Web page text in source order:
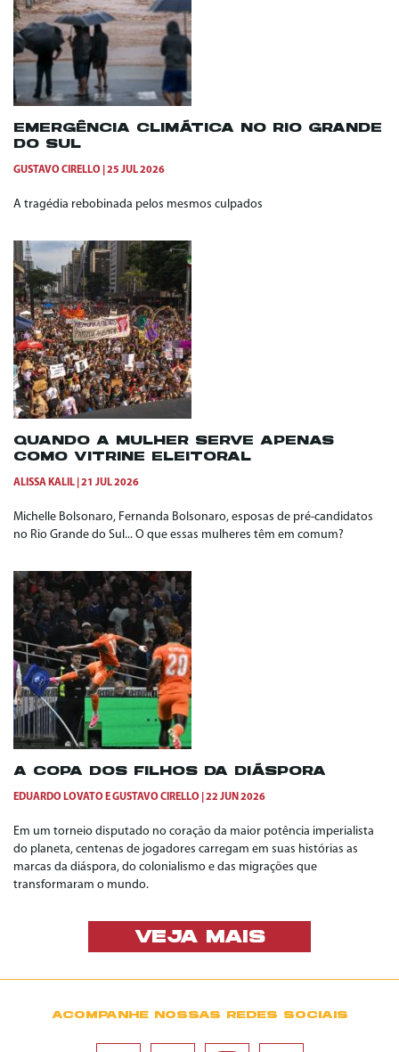
EMERGÊNCIA CLIMÁTICA NO RIO GRANDE
DO SUL
GUSTAVO CIRELLO 25 JUL 2026
A tragédia rebobinada pelos mesmos culpados
QUANDO A MULHER SERVE APENAS
COMO VITRINE ELEITORAL
ALISSA KALIL 21 JUL 2026
Michelle Bolsonaro, Fernanda Bolsonaro, esposas de pré-candidatos
no Rio Grande do Sul... O que essas mulheres têm em comum?
A COPA DOS FILHOS DA DIÁSPORA
EDUARDO LOVATO EGUSTAVO CIRELLO 22 JUN 2026
Em um torneio disputado no coração da maior potência imperialista
do planeta, centenas de jogadores carregam em suas histórias as
marcas da diáspora, do colonialismo e das migrações que
transformaram o mundo.
VEJA MAIS
ACOMPANHE NOSSAS REDES SOCIAIS